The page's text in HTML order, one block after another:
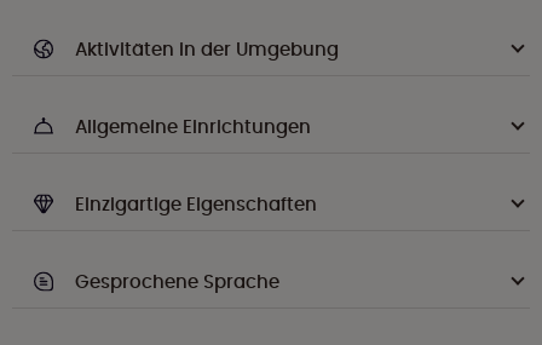
Aktivitäten in der Umgebung
Allgemeine Einrichtungen
Einzigartige Eigenschaften
Gesprochene Sprache